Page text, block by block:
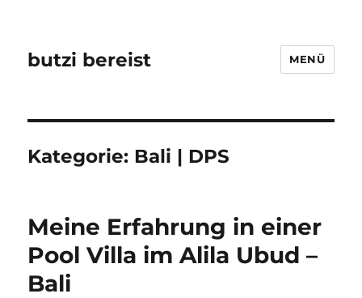
butzi bereist MENÜ
Kategorie: Bali | DPS
Meine Erfahrung in einer
Pool Villa im Alila Ubud –
Bali